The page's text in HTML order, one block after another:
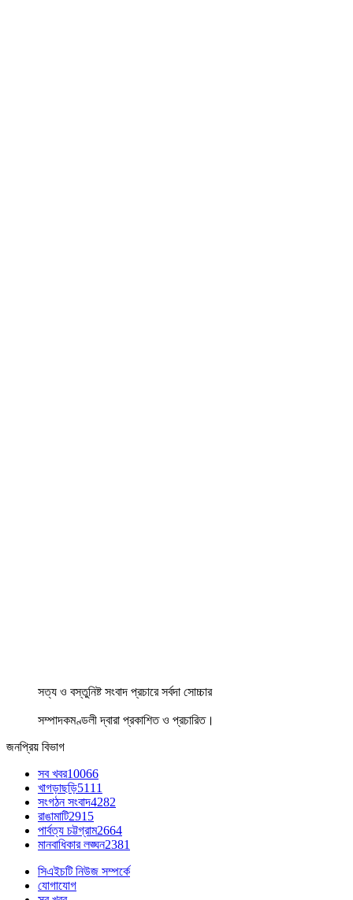
সত্য ও বস্তুনিষ্ট সংবাদ প্রচারে সর্বদা সোচ্চার
সম্পাদকমণ্ডলী দ্বারা প্রকাশিত ও প্রচারিত।
জনপ্রিয় বিভাগ
সব খবর10066
খাগড়াছড়ি5111
সংগঠন সংবাদ4282
রাঙামাটি2915
পার্বত্য চট্টগ্রাম2664
মানবাধিকার লঙ্ঘন2381
সিএইচটি নিউজ সম্পর্কে
যোগাযোগ